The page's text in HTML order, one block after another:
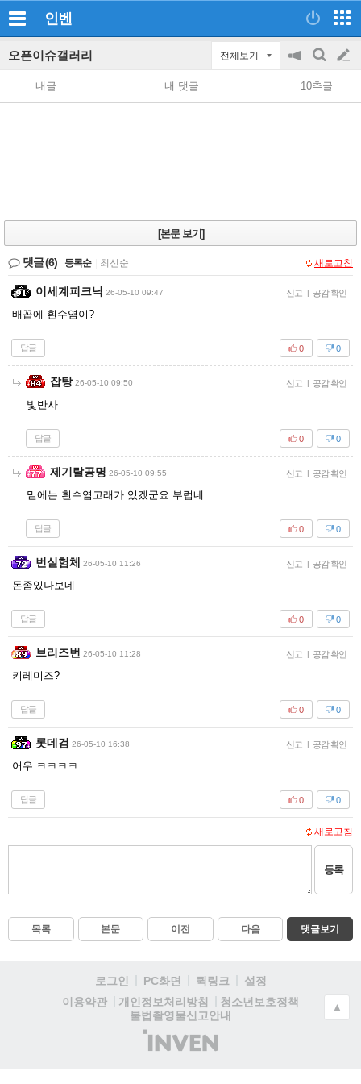
인벤
오픈이슈갤러리 전체보기
공
지
on/off
검
색
글
쓰
내글 내 댓글 10추글
[본문 보기]
댓글(6) 등록순 최신순 새로고침
이세계피크닉 26-05-10 09:47 신고 | 공감 확인
배꼽에 흰수염이?
답글 0
0
잡탕 26-05-10 09:50 신고 | 공감 확인
빛반사
답글 0
0
제기랄공명 26-05-10 09:55 신고 | 공감 확인
밑에는 흰수염고래가 있겠군요 부럽네
답글 0
0
번실험체 26-05-10 11:26 신고 | 공감 확인
돈좀있나보네
답글 0
0
브리즈번 26-05-10 11:28 신고 | 공감 확인
키레미즈?
답글 0
0
롯데검 26-05-10 16:38 신고 | 공감 확인
어우 ㅋㅋㅋㅋ
답글 0
0
새로고침
등록
목록 본문 이전 다음 댓글보기
로그인 PC화면 퀵링크
설정
이용약관
개인정보처리방침
청소년보호정책
불법촬영물신고안내
(주)
인
▲